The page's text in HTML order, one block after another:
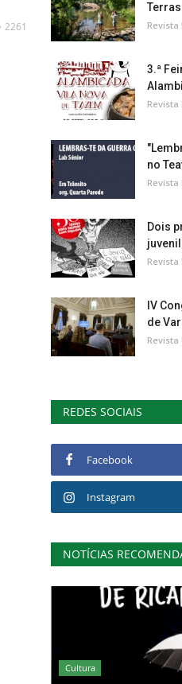
2261 Revista
3.ª
Revista
no
Revista
Dois
Revista
IV
de
Revista
REDES SOCIAIS
Facebook
Instagram
NOTÍCIAS
Cultura